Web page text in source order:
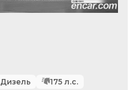
Дизель 175 л.с.